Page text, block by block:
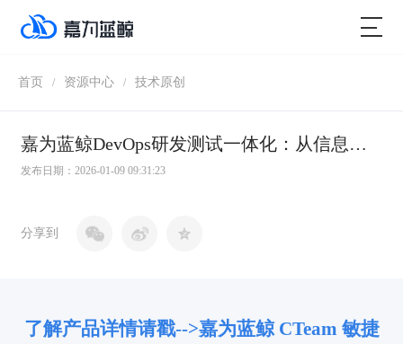
首页 / 资源中心 / 技术原创
嘉为蓝鲸DevOps研发测试一体化：从信息孤岛到双向穿透，构建高效协同新范式
发布日期：2026-01-09 09:31:23
分享到
了解产品详情请戳-->嘉为蓝鲸 CTeam 敏捷